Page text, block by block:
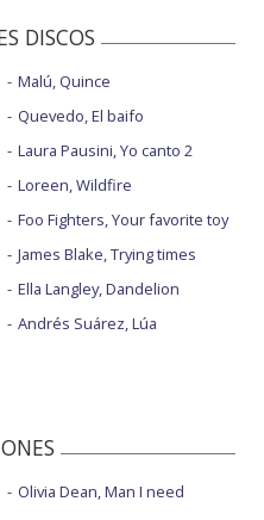
DISCOS
Malú, Quince
Quevedo, El baifo
Laura Pausini, Yo canto 2
Loreen, Wildfire
Foo Fighters, Your favorite toy
James Blake, Trying times
Ella Langley, Dandelion
Andrés Suárez, Lúa
Olivia Dean, Man I need